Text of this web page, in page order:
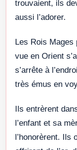
trouvaient, ils
aussi l’adorer.
Les Rois Mages
vue en Orient
s’arrête à
très émus en
Ils entrèrent
l’enfant et sa
l’honorèrent. Ils